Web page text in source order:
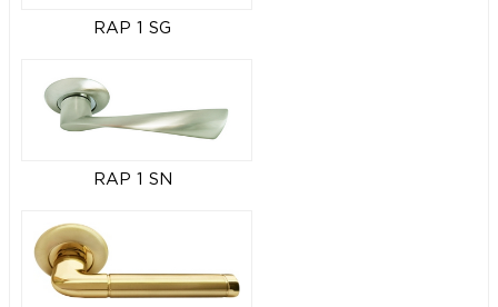
RAP 1 SG
RAP 1 SN